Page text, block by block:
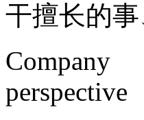
干擅长的事
Company
perspective